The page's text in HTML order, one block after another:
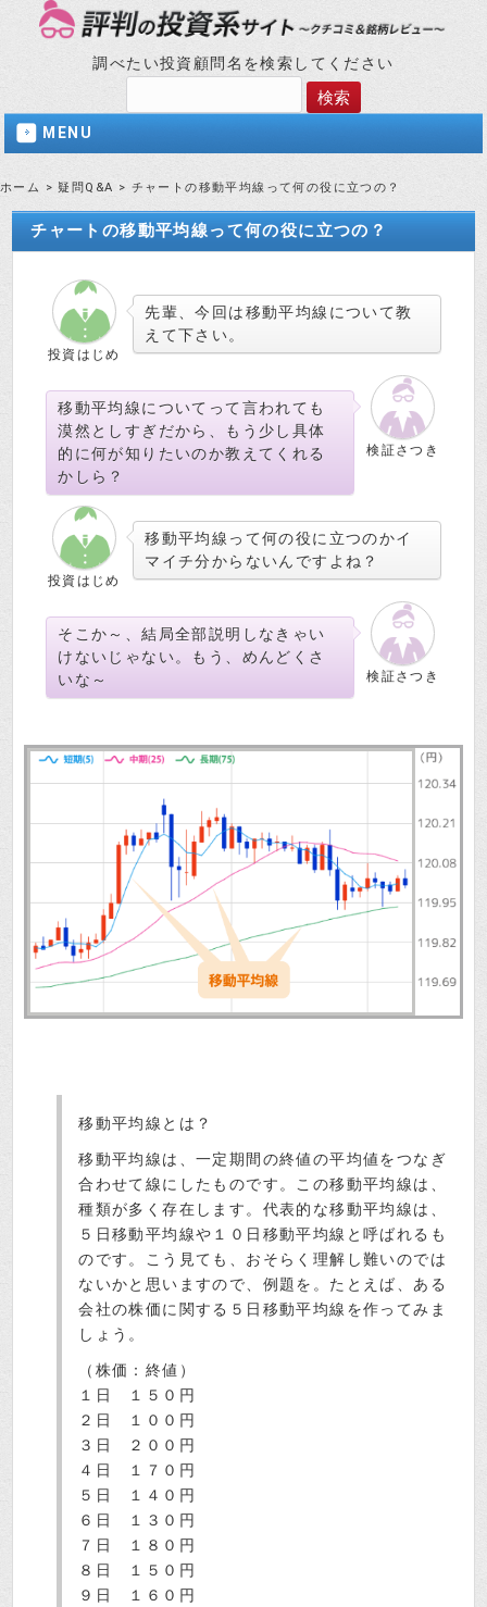
調べたい投資顧問名を検索してください
MENU
ホーム >疑問Q&A > チャートの移動平均線って何の役に立つの？
チャートの移動平均線って何の役に立つの？
投資はじめ
先輩、今回は移動平均線について教
えて下さい。
検証さつき
移動平均線についてって言われても
漠然としすぎだから、もう少し具体
的に何が知りたいのか教えてくれる
かしら？
投資はじめ
移動平均線って何の役に立つのかイ
マイチ分からないんですよね？
検証さつき
そこか～、結局全部説明しなきゃい
けないじゃない。もう、めんどくさ
いな～
移動平均線とは？
移動平均線は、一定期間の終値の平均値をつなぎ
合わせて線にしたものです。この移動平均線は、
種類が多く存在します。代表的な移動平均線は、
５日移動平均線や１０日移動平均線と呼ばれるも
のです。こう見ても、おそらく理解し難いのでは
ないかと思いますので、例題を。たとえば、ある
会社の株価に関する５日移動平均線を作ってみま
しょう。
（株価：終値）
１日 １５０円
２日 １００円
３日 ２００円
４日 １７０円
５日 １４０円
６日 １３０円
７日 １８０円
８日 １５０円
９日 １６０円